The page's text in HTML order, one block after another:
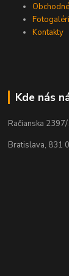
Kontakty
Kde nás
Račianska
Bratislava, 831